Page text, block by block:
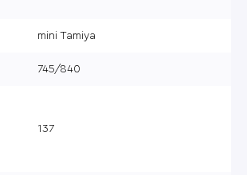
mini Tamiya
745/840
137